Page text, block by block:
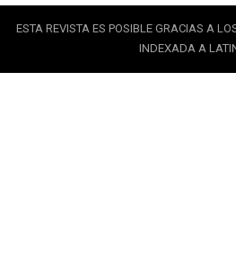
ESTA REVISTA ES POSIBLE GRACIAS A
INDEXADA A